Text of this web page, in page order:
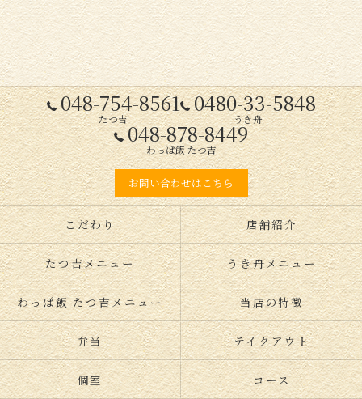
048-754-8561
たつ吉
0480-33-5848
うき舟
048-878-8449
わっぱ飯 たつ吉
お問い合わせはこちら
こだわり 店舗紹介
たつ吉メニュー うき舟メニュー
わっぱ飯 たつ吉メニュー 当店の特徴
弁当 テイクアウト
個室 コース